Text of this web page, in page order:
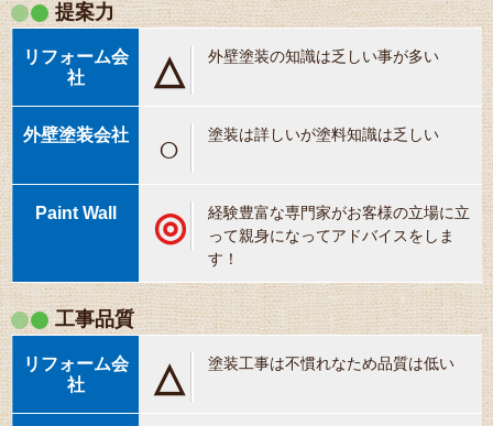
提案力
△ 外壁塗装の知識は乏しい事が多い
○ 塗装は詳しいが塗料知識は乏しい
◎
経験豊富な専門家がお客様の立場に立
って親身になってアドバイスをしま
す！
工事品質
△ 塗装工事は不慣れなため品質は低い